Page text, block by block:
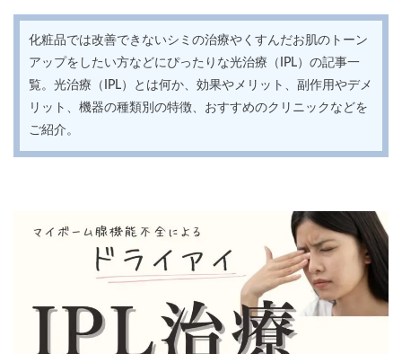
化粧品では改善できないシミの治療やくすんだお肌のトーン
アップをしたい方などにぴったりな光治療（IPL）の記事一
覧。光治療（IPL）とは何か、効果やメリット、副作用やデメ
リット、機器の種類別の特徴、おすすめのクリニックなどを
ご紹介。